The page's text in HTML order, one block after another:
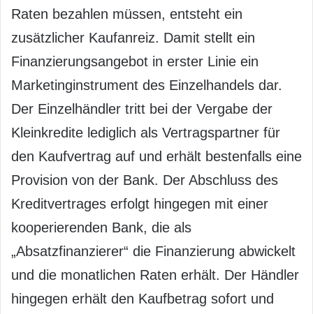
Raten bezahlen müssen, entsteht ein
zusätzlicher Kaufanreiz. Damit stellt ein
Finanzierungsangebot in erster Linie ein
Marketinginstrument des Einzelhandels dar.
Der Einzelhändler tritt bei der Vergabe der
Kleinkredite lediglich als Vertragspartner für
den Kaufvertrag auf und erhält bestenfalls eine
Provision von der Bank. Der Abschluss des
Kreditvertrages erfolgt hingegen mit einer
kooperierenden Bank, die als
„Absatzfinanzierer“ die Finanzierung abwickelt
und die monatlichen Raten erhält. Der Händler
hingegen erhält den Kaufbetrag sofort und